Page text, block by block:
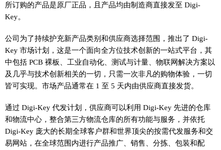
所订购的产品是原厂正品，且产品均由制造商直接发至 Digi-
Key。
公司为了持续护充新产品类别和供应商选择范围，推出了 Digi-
Key 市场计划，这是一个面向全方位技术创新的一站式平台，其
中包括 PCB 裸板、工业自动化、测试与计量、物联网解决方案以
及几乎与技术创新相关的一切，只需一次非凡的购物体验，一切
皆可实现。市场产品通常在 1 至 5 天内由供应商直接发货。
通过 Digi-Key 代发计划，供应商可以利用 Digi-Key 先进的仓库
和物流中心，整合第三方物流仓库的所有功能与服务，并依托
Digi-Key 庞大的长期全球客户群和世界顶尖的按需代发服务和交
易网站，在全球范围内进行产品推广、销售、分拣、包装和配